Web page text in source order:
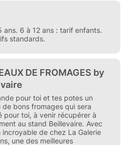
ans. 6 à 12 ans : tarif enfants.
standards.
DE FROMAGES by
pour toi et tes potes un
de bons fromages qui sera
pour toi, à venir récupérer à
au stand Beillevaire. Avec
incroyable de chez La Galerie
une des meilleures